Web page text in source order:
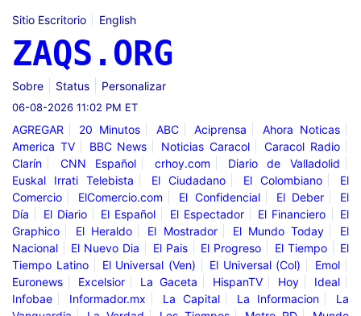
Sitio Escritorio English
ZAQS.ORG
Sobre Status Personalizar
06-08-2026 11:02 PM ET
AGREGAR 20 Minutos ABC Aciprensa
Ahora Noticas
America TV
BBC News Noticias Caracol
Caracol Radio
Clarín
CNN Español crhoy.com
Diario de Valladolid
Euskal Irrati Telebista
El Ciudadano El Colombiano
El
Comercio
ElComercio.com El Confidencial El Deber
El
Día
El Diario El Español El Espectador El Financiero
El
Graphico
El Heraldo El Mostrador El Mundo Today
El
Nacional
El Nuevo Dia El Pais El Progreso El Tiempo
El
Tiempo Latino
El Universal (Ven) El Universal (Col)
Emol
Euronews
Excelsior La Gaceta HispanTV Hoy
Ideal
Infobae
Informador.mx La Capital La Informacion
La